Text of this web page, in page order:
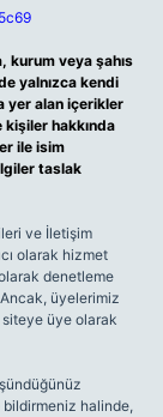
kurum veya şahıs
yalnızca kendi
yer alan içerikler
hakkında
ile isim
taslak
ve İletişim
olarak hizmet
denetleme
üyelerimiz
siteye üye olarak
bildirmeniz halinde,